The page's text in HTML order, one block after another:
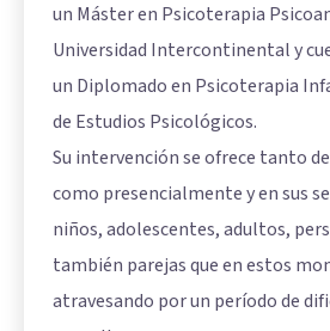
un Máster en Psicoterapia
Universidad Intercontinental y
un Diplomado en Psicoterapia
de Estudios Psicológicos.
Su intervención se ofrece tanto
como presencialmente y en sus
niños, adolescentes, adultos,
también parejas que en estos
atravesando por un período de